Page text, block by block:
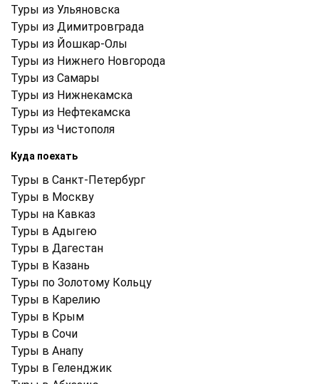
Туры из Ульяновска
Туры из Димитровграда
Туры из Йошкар-Олы
Туры из Нижнего Новгорода
Туры из Самары
Туры из Нижнекамска
Туры из Нефтекамска
Туры из Чистополя
Куда поехать
Туры в Санкт-Петербург
Туры в Москву
Туры на Кавказ
Туры в Адыгею
Туры в Дагестан
Туры в Казань
Туры по Золотому Кольцу
Туры в Карелию
Туры в Крым
Туры в Cочи
Туры в Анапу
Туры в Геленджик